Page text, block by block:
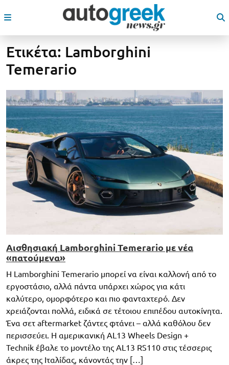
Ετικέτα: Lamborghini
Temerario
Αισθησιακή Lamborghini Temerario με νέα
«πατούμενα»
Η Lamborghini Temerario μπορεί να είναι καλλονή από το
εργοστάσιο, αλλά πάντα υπάρχει χώρος για κάτι
καλύτερο, ομορφότερο και πιο φανταχτερό. Δεν
χρειάζονται πολλά, ειδικά σε τέτοιου επιπέδου αυτοκίνητα.
Ένα σετ aftermarket ζάντες φτάνει – αλλά καθόλου δεν
περισσεύει. Η αμερικανική AL13 Wheels Design +
Technik έβαλε το μοντέλο της AL13 RS110 στις τέσσερις
άκρες της Ιταλίδας, κάνοντάς την […]